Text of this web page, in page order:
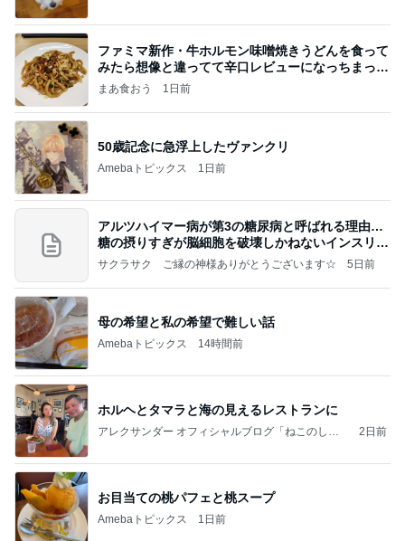
ファミマ新作・牛ホルモン味噌焼きうどんを食って
みたら想像と違ってて辛口レビューになっちまった
話
まあ食おう 1日前
50歳記念に急浮上したヴァンクリ
Amebaトピックス 1日前
アルツハイマー病が第3の糖尿病と呼ばれる理由…
糖の摂りすぎが脳細胞を破壊しかねないインスリン
の恐
サクラサク ご縁の神様ありがとうございます☆ 5日前
母の希望と私の希望で難しい話
Amebaトピックス 14時間前
ホルヘとタマラと海の見えるレストランに
アレクサンダー オフィシャルブログ「ねこのしっ
2日前
お目当ての桃パフェと桃スープ
Amebaトピックス 1日前